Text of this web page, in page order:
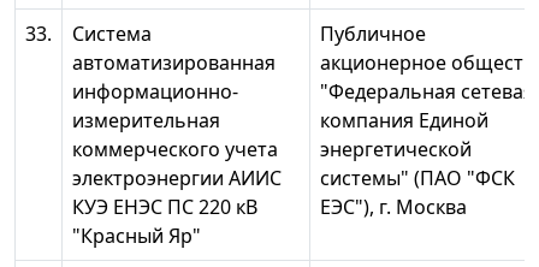
33.
Система
автоматизированная
информационно-
измерительная
коммерческого учета
электроэнергии АИИС
КУЭ ЕНЭС ПС 220 кВ
"Красный Яр"
Публичное
акционерное
"Федеральная сетевая
компания Единой
энергетической
системы" (ПАО "ФСК
ЕЭС"), г. Москва